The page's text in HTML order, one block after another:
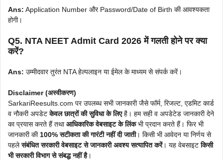
Ans: Application Number और Password/Date of Birth की आवश्यकता
होगी।
Q5. NTA NEET Admit Card 2026 में गलती होने पर क्या
करें?
Ans: उम्मीदवार तुरंत NTA हेल्पलाइन या ईमेल के माध्यम से संपर्क करें।
Disclaimer (अस्वीकरण)
SarkariReesults.com पर उपलब्ध सभी जानकारी जैसे फॉर्म, रिजल्ट, एडमिट कार्ड
व नौकरी अपडेटकेवल छात्रों की सुविधा के लिएहै। हम सही व अपडेटेड जानकारी देने
का प्रयास करते हैं तथाआधिकारिक वेबसाइट के लिंकभी प्रदान करते हैं। फिर भी
जानकारी की 100% सटीकता की गारंटी नहीं दी जाती। किसी भी आवेदन या निर्णय से
पहलेसंबंधित सरकारी वेबसाइट से जानकारी अवश्य सत्यापित करें। यह वेबसाइटकिसी
भी सरकारी विभाग से संबद्ध नहीं है।